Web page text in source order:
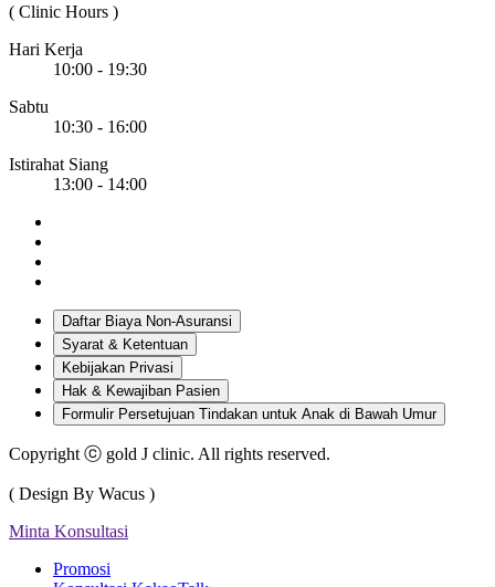
( Clinic Hours )
Hari Kerja
10:00 - 19:30
Sabtu
10:30 - 16:00
Istirahat Siang
13:00 - 14:00
Daftar Biaya Non-Asuransi
Syarat & Ketentuan
Kebijakan Privasi
Hak & Kewajiban Pasien
Formulir Persetujuan Tindakan untuk Anak di Bawah Umur
Copyright ⓒ gold J clinic. All rights reserved.
( Design By Wacus )
Minta Konsultasi
Promosi